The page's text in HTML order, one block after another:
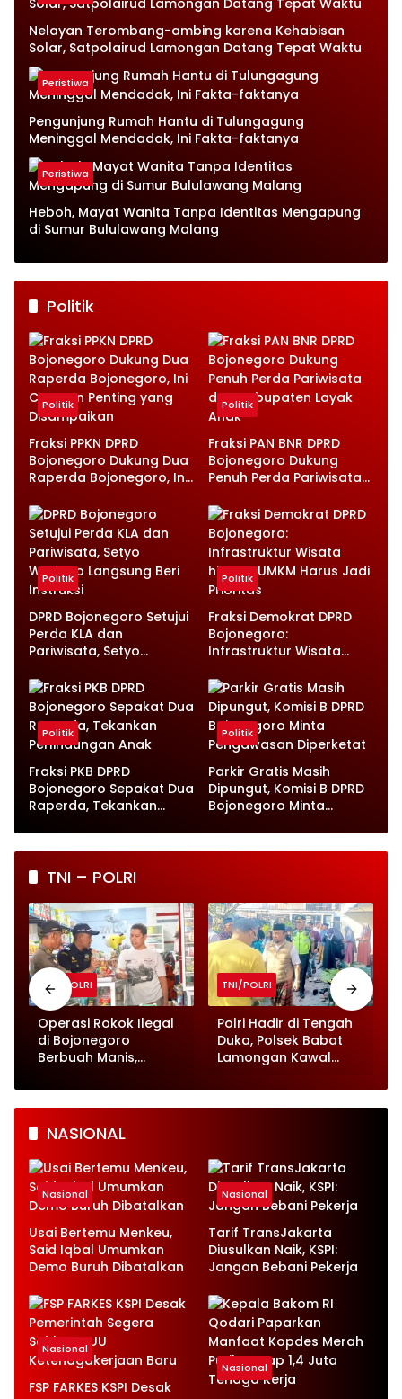
Nelayan Terombang-ambing karena Kehabisan
Solar, Satpolairud Lamongan Datang Tepat Waktu
Peristiwa
Pengunjung Rumah Hantu di Tulungagung
Meninggal Mendadak, Ini Fakta-faktanya
Peristiwa
Heboh, Mayat Wanita Tanpa Identitas Mengapung
di Sumur Bululawang Malang
Politik
Politik
Fraksi PPKN DPRD
Bojonegoro Dukung Dua
Raperda Bojonegoro, Ini
Disampaikan
Politik
Fraksi PAN BNR DPRD
Bojonegoro Dukung
Penuh Perda Pariwisata
Anak
Politik
DPRD Bojonegoro Setujui
Perda KLA dan
Pariwisata, Setyo
Instruksi
Politik
Fraksi Demokrat DPRD
Bojonegoro:
Infrastruktur Wisata
Prioritas
Politik
Fraksi PKB DPRD
Bojonegoro Sepakat Dua
Raperda, Tekankan
Politik
Parkir Gratis Masih
Dipungut, Komisi B DPRD
Bojonegoro Minta
TNI – POLRI
TNI/POLRI
Operasi Rokok Ilegal
di Bojonegoro
Berbuah Manis,
TNI/POLRI
Polri Hadir di Tengah
Duka, Polsek Babat
Lamongan Kawal
Gunung Piramid
Bondowoso
NASIONAL
Nasional
Usai Bertemu Menkeu,
Said Iqbal Umumkan
Demo Buruh Dibatalkan
Nasional
Tarif TransJakarta
Diusulkan Naik, KSPI:
Jangan Bebani Pekerja
Nasional
FSP FARKES KSPI Desak
Nasional